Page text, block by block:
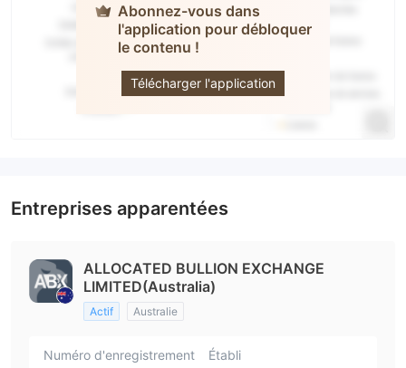
Abonnez-vous dans
l'application pour débloquer
le contenu !
Télécharger l'application
Entreprises apparentées
ALLOCATED BULLION EXCHANGE
LIMITED(Australia)
Actif Australie
Numéro d'enregistrement
Établi